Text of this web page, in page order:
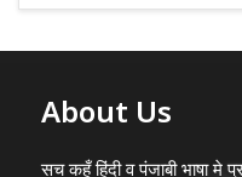
About Us
सच कहूँ हिंदी व पंजाबी भाषा मे